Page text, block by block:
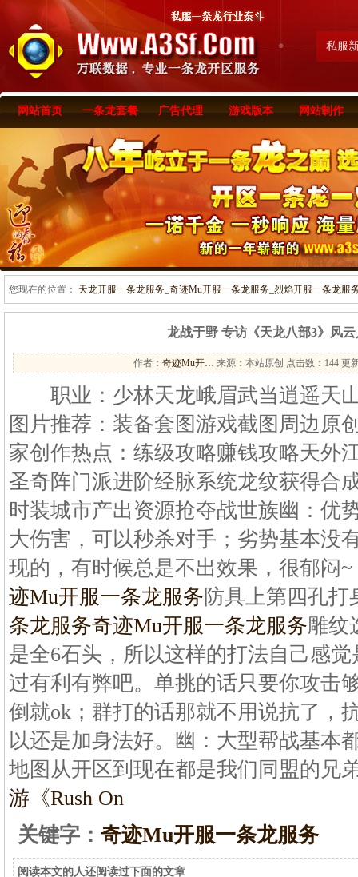
私服
网站首页 一条龙套餐 广告代理 游戏版本 网站制作
您现在的位置： 天龙开服一条龙服务_奇迹Mu开服一条龙服务_烈焰开服一条龙服
龙战于野 专访《天龙八部3》风
作者： 奇迹Mu开… 来源：本站原创 点击数： 144 更
职业：少林天龙峨眉武当逍遥天
图片推荐：装备套图游戏截图周边原
家创作热点：练级攻略赚钱攻略天外
圣奇阵门派进阶经脉系统龙纹获得合
时装城市产出资源抢夺战世族幽：优
大伤害，可以秒杀对手；劣势基本没
现的，有时候总是不出效果，很郁闷
迹Mu开服一条龙服务防具上第四孔打
条龙服务奇迹Mu开服一条龙服务雕纹
是全6石头，所以这样的打法自己感
过有利有弊吧。单挑的话只要你攻击
倒就ok；群打的话那就不用说抗了，
以还是加身法好。幽：大型帮战基本
地图从开区到现在都是我们同盟的兄
游《Rush On
关键字： 奇迹Mu开服一条龙服务
阅读本文的人还阅读过下面的文章